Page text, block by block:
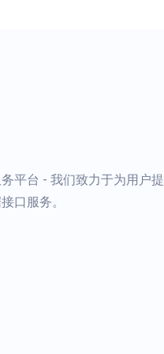
平台 - 我们致力于为用户提
口服务。